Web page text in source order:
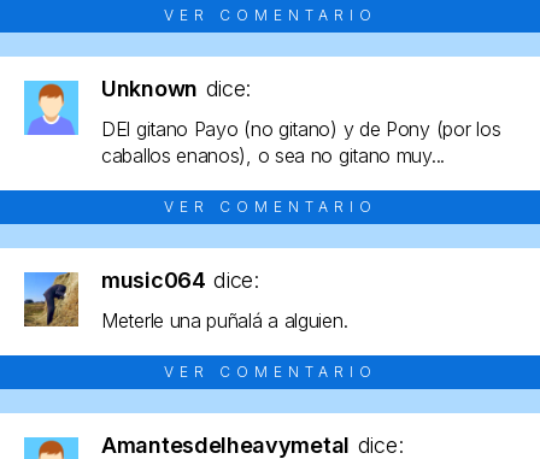
VER COMENTARIO
Unknown dice:
DEl gitano Payo (no gitano) y de Pony (por los
caballos enanos), o sea no gitano muy...
VER COMENTARIO
music064 dice:
Meterle una puñalá a alguien.
VER COMENTARIO
Amantesdelheavymetal dice: